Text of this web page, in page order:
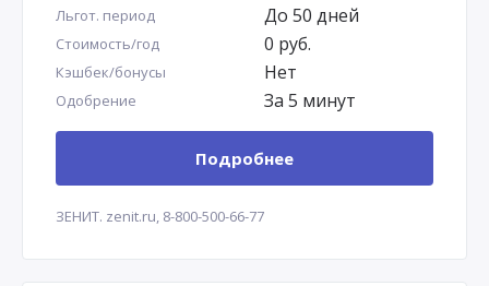
Льгот. период До 50 дней
Стоимость/год 0 руб.
Кэшбек/бонусы Нет
Одобрение За 5 минут
Подробнее
ЗЕНИТ. zenit.ru, 8-800-500-66-77